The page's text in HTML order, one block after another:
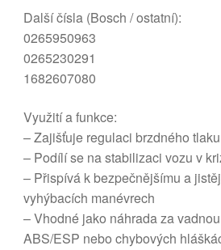
Další čísla (Bosch / ostatní):
0265950963
0265230291
1682607080
Využití a funkce:
– Zajišťuje regulaci brzdného
– Podílí se na stabilizaci vozu v
– Přispívá k bezpečnějšímu a
vyhýbacích manévrech
– Vhodné jako náhrada za
ABS/ESP nebo chybových